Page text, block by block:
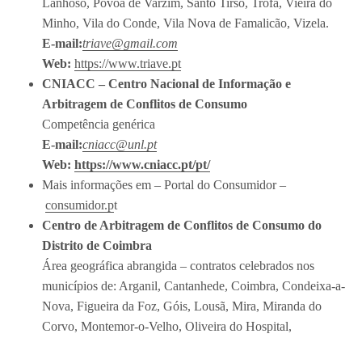
Lanhoso, Póvoa de Varzim, Santo Tirso, Trofa, Vieira do
Minho, Vila do Conde, Vila Nova de Famalicão, Vizela.
E-mail:triave@gmail.com
Web: https://www.triave.pt
CNIACC – Centro Nacional de Informação e
Arbitragem de Conflitos de Consumo
Competência genérica
E-mail:cniacc@unl.pt
Web: https://www.cniacc.pt/pt/
Mais informações em – Portal do Consumidor –
consumidor.pt
Centro de Arbitragem de Conflitos de Consumo do
Distrito de Coimbra
Área geográfica abrangida – contratos celebrados nos
municípios de: Arganil, Cantanhede, Coimbra, Condeixa-a-
Nova, Figueira da Foz, Góis, Lousã, Mira, Miranda do
Corvo, Montemor-o-Velho, Oliveira do Hospital,